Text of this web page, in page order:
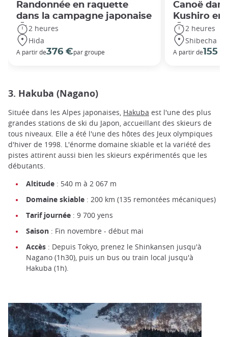
Randonnée en raquette
dans la campagne japonaise
2 heures
Hida
A partir de376 €par groupe
Canoë
Kushiro en
2 heures
Shibecha
A partir de155 €
3. Hakuba (Nagano)
Située dans les Alpes japonaises, Hakuba est l'une des plus
grandes stations de ski du Japon, accueillant des skieurs de
tous niveaux. Elle a été l'une des hôtes des Jeux olympiques
d'hiver de 1998. L'énorme domaine skiable et la variété des
pistes attirent aussi bien les skieurs expérimentés que les
débutants.
Altitude : 540 m à 2 067 m
Domaine skiable : 200 km (135 remontées mécaniques)
Tarif journée : 9 700 yens
Saison : Fin novembre - début mai
Accès : Depuis Tokyo, prenez le Shinkansen jusqu'à
Nagano (1h30), puis un bus ou train local jusqu'à
Hakuba (1h).